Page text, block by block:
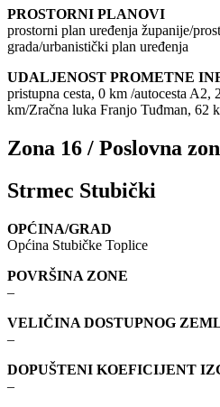
PROSTORNI PLANOVI
prostorni plan uređenja županije/
grada/urbanistički plan uređenja
UDALJENOST PROMETNE
pristupna cesta, 0 km /autocesta
km/Zračna luka Franjo Tuđman, 62
Zona 16 / Poslovna
Strmec Stubički
OPĆINA/GRAD
Općina Stubičke Toplice
POVRŠINA ZONE
–
VELIČINA DOSTUPNOG
–
DOPUŠTENI KOEFICIJENT
–